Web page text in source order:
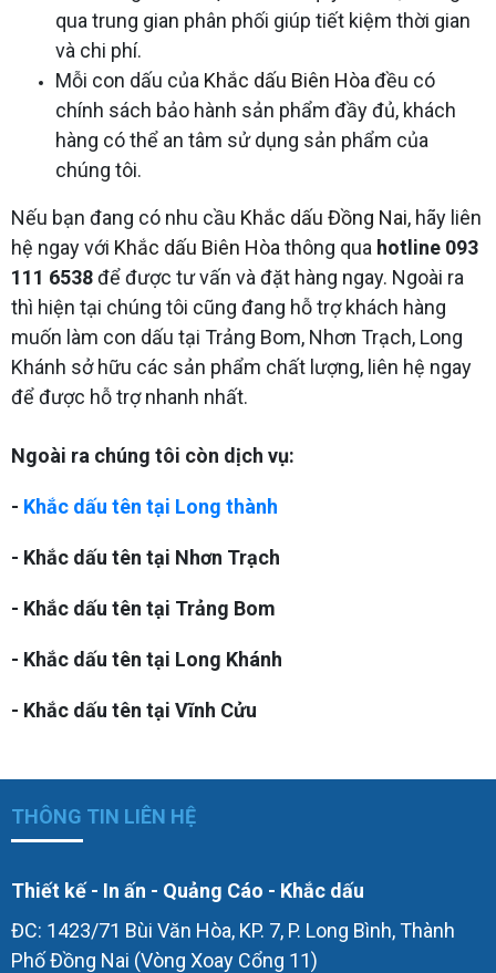
qua trung gian phân phối giúp tiết kiệm thời gian
và chi phí.
Mỗi con dấu của Khắc dấu Biên Hòa đều có
chính sách bảo hành sản phẩm đầy đủ, khách
hàng có thể an tâm sử dụng sản phẩm của
chúng tôi.
Nếu bạn đang có nhu cầu Khắc dấu Đồng Nai, hãy liên
hệ ngay với Khắc dấu Biên Hòa thông qua hotline 093
111 6538để được tư vấn và đặt hàng ngay. Ngoài ra
thì hiện tại chúng tôi cũng đang hỗ trợ khách hàng
muốn làm con dấu tại Trảng Bom, Nhơn Trạch, Long
Khánh sở hữu các sản phẩm chất lượng, liên hệ ngay
để được hỗ trợ nhanh nhất.
Ngoài ra chúng tôi còn dịch vụ:
- Khắc dấu tên tại Long thành
- Khắc dấu tên tại Nhơn Trạch
- Khắc dấu tên tại Trảng Bom
- Khắc dấu tên tại Long Khánh
- Khắc dấu tên tại Vĩnh Cửu
THÔNG TIN LIÊN HỆ
Thiết kế - In ấn - Quảng Cáo - Khắc dấu
ĐC: 1423/71 Bùi Văn Hòa, KP. 7, P. Long Bình, Thành
Phố Đồng Nai (Vòng Xoay Cổng 11)